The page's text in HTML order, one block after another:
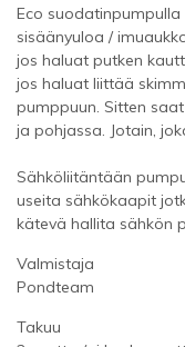
Eco suodatinpumpulla
sisäänyuloa /
jos haluat putken
jos haluat liittää
pumppuun. Sitten
ja pohjassa. Jotain,
Sähköliitäntään
useita sähkökaapit
kätevä hallita sähkön
Valmistaja
Pondteam
Takuu